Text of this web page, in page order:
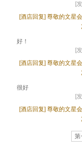
[
[酒店回复] 尊敬的文星
好！
[
[酒店回复] 尊敬的文星
很好
[
[酒店回复] 尊敬的文星
第